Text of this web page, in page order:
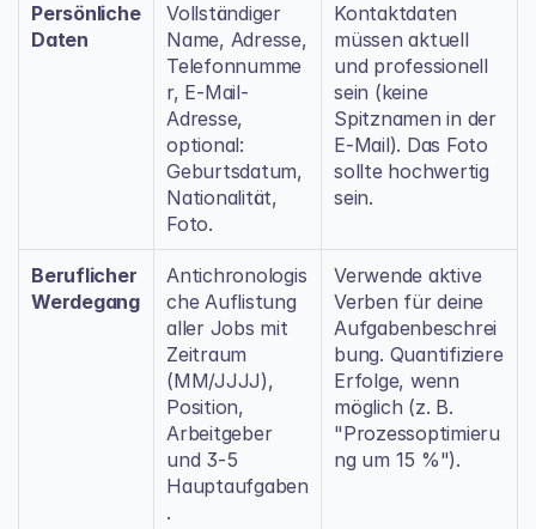
Persönliche
Daten
Vollständiger
Name, Adresse,
Telefonnumme
r, E-Mail-
Adresse,
optional:
Geburtsdatum,
Nationalität,
Foto.
Kontaktdaten
müssen aktuell
und professionell
sein (keine
Spitznamen in der
E-Mail). Das Foto
sollte hochwertig
sein.
Beruflicher
Werdegang
Antichronologis
che Auflistung
aller Jobs mit
Zeitraum
(MM/JJJJ),
Position,
Arbeitgeber
und 3-5
Hauptaufgaben
.
Verwende aktive
Verben für deine
Aufgabenbeschrei
bung. Quantifiziere
Erfolge, wenn
möglich (z. B.
"Prozessoptimieru
ng um 15 %").